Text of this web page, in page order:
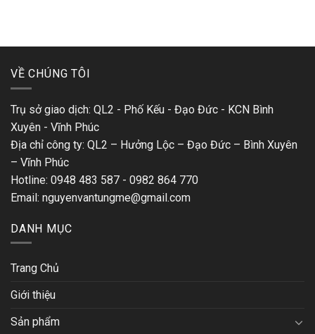
VỀ CHÚNG TÔI
Trụ sở giao dịch: QL2 - Phố Kếu - Đạo Đức - KCN Bình
Xuyên - Vĩnh Phúc
Địa chỉ công ty: QL2 – Hưởng Lộc – Đạo Đức – Bình Xuyên
– Vĩnh Phúc
Hotline: 0948 483 587 - 0982 864 770
Email: nguyenvantungme@gmail.com
DANH MỤC
Trang Chủ
Giới thiệu
Sản phẩm